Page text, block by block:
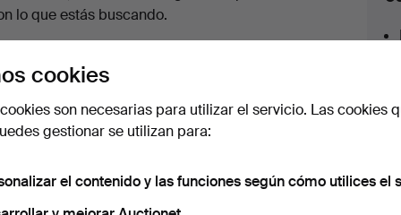
lo que estás buscando.
tan pronto como dispongamos del lote.
archivo que coinciden con tu
cookies
son necesarias para utilizar el servicio. Las cookies
gestionar se utilizan para:
el contenido y las funciones según cómo utilices el